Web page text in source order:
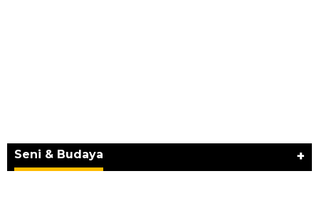
Seni & Budaya +
BERKARYA UNTUK PE…